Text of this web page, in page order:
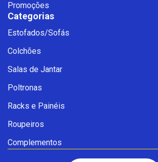
Promoções
Categorias
Estofados/Sofás
Colchões
Salas de Jantar
Poltronas
Racks e Painéis
Roupeiros
Complementos